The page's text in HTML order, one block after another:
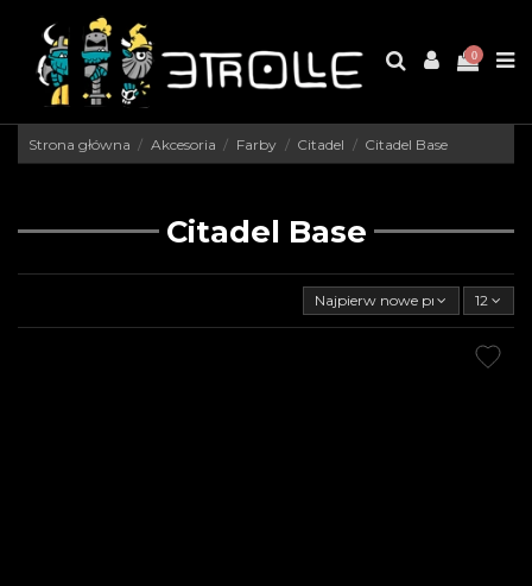
0
Strona główna Akcesoria Farby Citadel Citadel Base
Citadel Base
Najpierw nowe produkty12